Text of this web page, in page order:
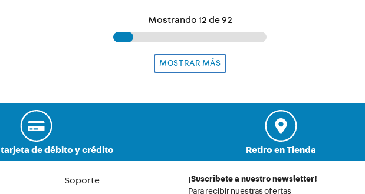
Mostrando 12 de 92
tarjeta de débito y crédito Retiro en Tienda
Soporte
¡Suscríbete a nuestro newsletter!
Para recibir nuestras ofertas